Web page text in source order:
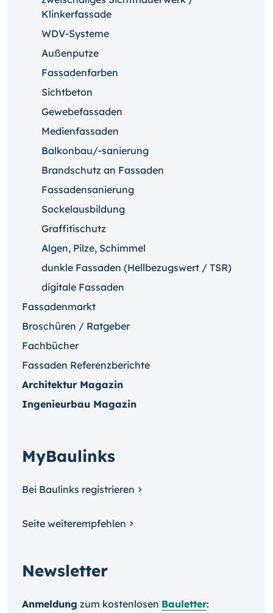
Klinkerfassade
WDV-Systeme
Außenputze
Fassadenfarben
Sichtbeton
Gewebefassaden
Medienfassaden
Balkonbau/-sanierung
Brandschutz an Fassaden
Fassadensanierung
Sockelausbildung
Graffitischutz
Algen, Pilze, Schimmel
dunkle Fassaden (Hellbezugswert / TSR)
digitale Fassaden
Fassadenmarkt
Broschüren / Ratgeber
Fachbücher
Fassaden Referenzberichte
Architektur Magazin
Ingenieurbau Magazin
MyBaulinks
Bei Baulinks registrieren
Seite weiterempfehlen
Newsletter
Anmeldung zum kosten­losen Bauletter: